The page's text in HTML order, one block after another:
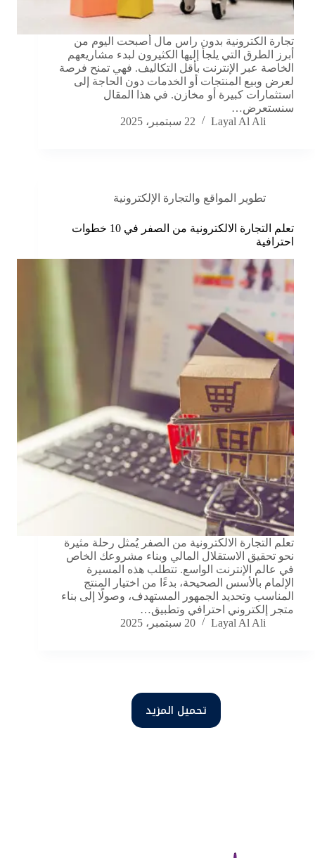
تجارة الكترونية بدون راس مال أصبحت اليوم من
أبرز الطرق التي يلجأ إليها الكثيرون لبدء مشاريعهم
الخاصة عبر الإنترنت بأقل التكاليف. فهي تمنح فرصة
لعرض وبيع المنتجات أو الخدمات دون الحاجة إلى
استثمارات كبيرة أو مخازن. في هذا المقال
سنستعرض…
Layal Al Ali
22 سبتمبر، 2025
تطوير المواقع والتجارة الإلكترونية
تعلم التجارة الالكترونية من الصفر في 10 خطوات
احترافية
تعلم التجارة الالكترونية من الصفر يُمثل رحلة مثيرة
نحو تحقيق الاستقلال المالي وبناء مشروعك الخاص
في عالم الإنترنت الواسع. تتطلب هذه المسيرة
الإلمام بالأسس الصحيحة، بدءًا من اختيار المنتج
المناسب وتحديد الجمهور المستهدف، وصولًا إلى بناء
متجر إلكتروني احترافي وتطبيق…
Layal Al Ali
20 سبتمبر، 2025
تحميل المزيد